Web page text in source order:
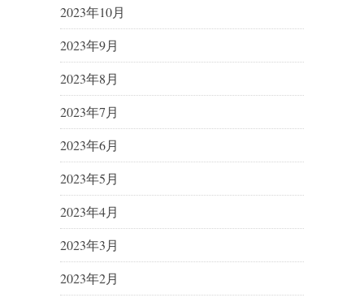
2023年10月
2023年9月
2023年8月
2023年7月
2023年6月
2023年5月
2023年4月
2023年3月
2023年2月